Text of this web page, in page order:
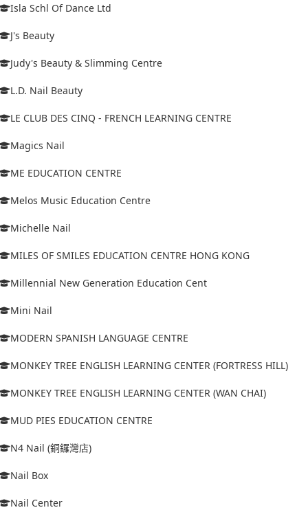
Isla Schl Of Dance Ltd
J's Beauty
Judy's Beauty & Slimming Centre
L.D. Nail Beauty
LE CLUB DES CINQ - FRENCH LEARNING CENTRE
Magics Nail
ME EDUCATION CENTRE
Melos Music Education Centre
Michelle Nail
MILES OF SMILES EDUCATION CENTRE HONG KONG
Millennial New Generation Education Cent
Mini Nail
MODERN SPANISH LANGUAGE CENTRE
MONKEY TREE ENGLISH LEARNING CENTER (FORTRESS HILL)
MONKEY TREE ENGLISH LEARNING CENTER (WAN CHAI)
MUD PIES EDUCATION CENTRE
N4 Nail (銅鑼灣店)
Nail Box
Nail Center